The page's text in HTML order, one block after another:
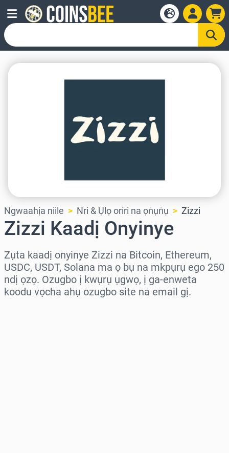
Ngwaahịa niile Nri & Ụlọ oriri na ọṅụṅụ Zizzi
Zizzi Kaadị Onyinye
Zụta kaadị onyinye Zizzi na Bitcoin, Ethereum,
USDC, USDT, Solana ma ọ bụ na mkpụrụ ego 250
ndị ọzọ. Ozugbo ị kwụrụ ụgwọ, ị ga-enweta
koodu vọcha ahụ ozugbo site na email gị.